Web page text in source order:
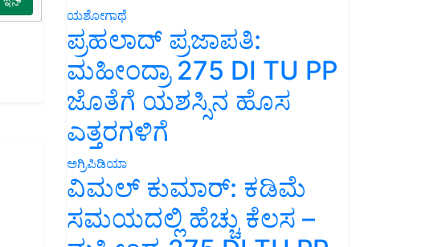
ಯಶೋಗಾಥೆ
ಪ್ರಹಲಾದ್ ಪ್ರಜಾಪತಿ:
ಮಹೀಂದ್ರಾ 275 DI TU PP
ಜೊತೆಗೆ ಯಶಸ್ಸಿನ ಹೊಸ
ಎತ್ತರಗಳಿಗೆ
ಅಗ್ರಿಪಿಡಿಯಾ
ವಿಮಲ್ ಕುಮಾರ್: ಕಡಿಮೆ
ಸಮಯದಲ್ಲಿ ಹೆಚ್ಚು ಕೆಲಸ –